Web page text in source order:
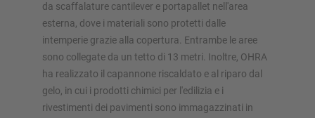
da scaffalature cantilever e portapallet nell'area
esterna, dove i materiali sono protetti dalle
intemperie grazie alla copertura. Entrambe le aree
sono collegate da un tetto di 13 metri. Inoltre, OHRA
ha realizzato il capannone riscaldato e al riparo dal
gelo, in cui i prodotti chimici per l'edilizia e i
rivestimenti dei pavimenti sono immagazzinati in